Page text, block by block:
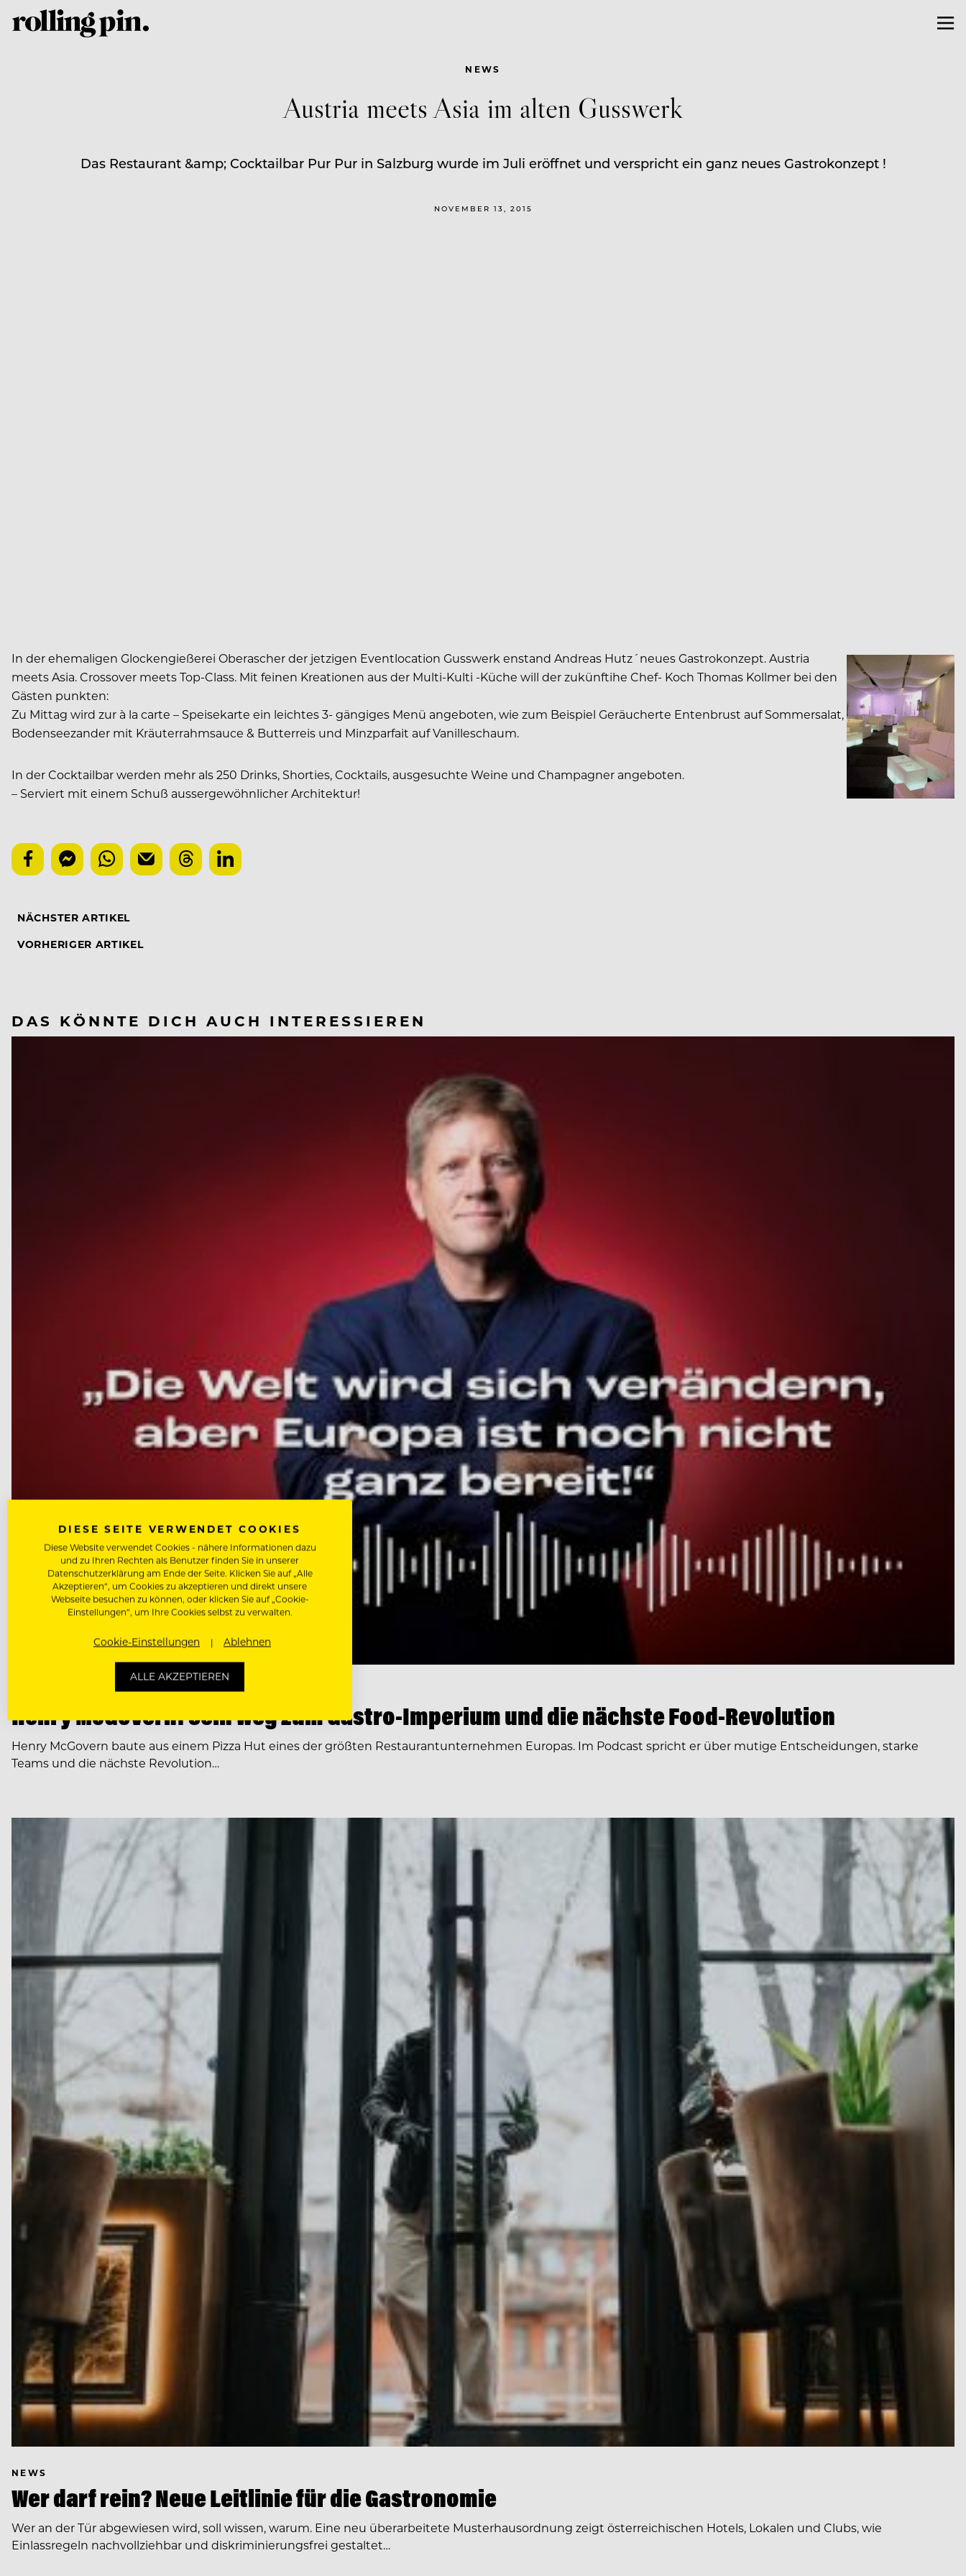
NEWS
Austria meets Asia im alten Gusswerk
Das Restaurant &amp; Cocktailbar Pur Pur in Salzburg wurde im Juli eröffnet und verspricht ein ganz neues Gastrokonzept !
NOVEMBER 13, 2015
In der ehemaligen Glockengießerei Oberascher der jetzigen Eventlocation Gusswerk enstand Andreas Hutz´neues Gastrokonzept. Austria
meets Asia. Crossover meets Top-Class. Mit feinen Kreationen aus der Multi-Kulti -Küche will der zukünftihe Chef- Koch Thomas Kollmer bei den
Gästen punkten:
Zu Mittag wird zur à la carte – Speisekarte ein leichtes 3- gängiges Menü angeboten, wie zum Beispiel Geräucherte Entenbrust auf Sommersalat,
Bodenseezander mit Kräuterrahmsauce & Butterreis und Minzparfait auf Vanilleschaum.
In der Cocktailbar werden mehr als 250 Drinks, Shorties, Cocktails, ausgesuchte Weine und Champagner angeboten.
– Serviert mit einem Schuß aussergewöhnlicher Architektur!
NÄCHSTER ARTIKEL
VORHERIGER ARTIKEL
DAS KÖNNTE DICH AUCH INTERESSIEREN
Henry McGovern: Sein Weg zum Gastro-Imperium und die nächste Food-Revolution
Henry McGovern baute aus einem Pizza Hut eines der größten Restaurantunternehmen Europas. Im Podcast spricht er über mutige Entscheidungen, starke
Teams und die nächste Revolution…
NEWS
Wer darf rein? Neue Leitlinie für die Gastronomie
Wer an der Tür abgewiesen wird, soll wissen, warum. Eine neu überarbeitete Musterhausordnung zeigt österreichischen Hotels, Lokalen und Clubs, wie
Einlassregeln nachvollziehbar und diskriminierungsfrei gestaltet…
DIESE SEITE VERWENDET COOKIES
Diese Website verwendet Cookies - nähere Informationen dazu
und zu Ihren Rechten als Benutzer finden Sie in unserer
Datenschutzerklärung am Ende der Seite. Klicken Sie auf „Alle
Akzeptieren“, um Cookies zu akzeptieren und direkt unsere
Webseite besuchen zu können, oder klicken Sie auf „Cookie-
Einstellungen“, um Ihre Cookies selbst zu verwalten.
Cookie-Einstellungen Ablehnen
ALLE AKZEPTIEREN